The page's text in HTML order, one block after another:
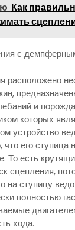
Как
расположено
и
которых
устройство
его ступица
То есть
сцепления,
на ступицу
полностью
хода.